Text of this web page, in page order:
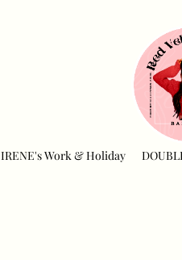
IRENE's Work & Holiday